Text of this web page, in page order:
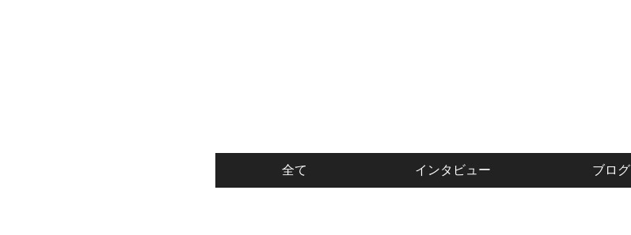
全て インタビュー ブログ